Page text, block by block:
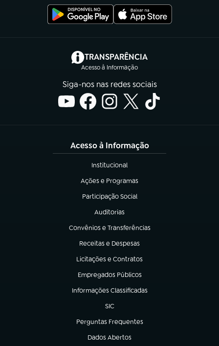
TRANSPARÊNCIA
Acesso à Informação
(abre em nova aba)
Siga-nos nas redes sociais
Acesso à Informação
Institucional
(abre em nova aba)
Ações e Programas
(abre em nova aba)
Participação Social
(abre em nova aba)
Auditorias
(abre em nova aba)
Convênios e Transferências
(abre em nova aba)
Receitas e Despesas
(abre em nova aba)
Licitações e Contratos
(abre em nova aba)
Empregados Públicos
(abre em nova aba)
Informações Classificadas
(abre em nova aba)
SIC
(abre em nova aba)
Perguntas Frequentes
(abre em nova aba)
Dados Abertos
(abre em nova aba)